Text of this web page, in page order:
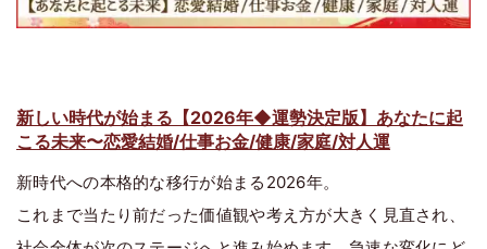
新しい時代が始まる【2026年◆運勢決定版】あなたに起
こる未来〜恋愛結婚/仕事お金/健康/家庭/対人運
新時代への本格的な移行が始まる2026年。
これまで当たり前だった価値観や考え方が大きく見直され、